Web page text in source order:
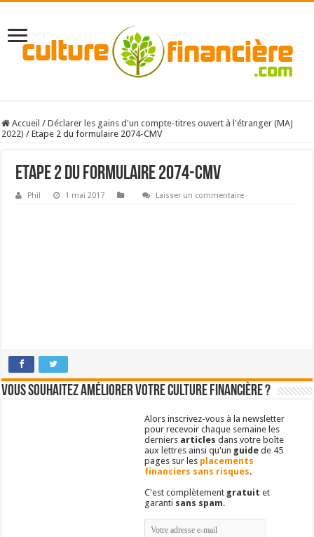
Accueil / Déclarer les gains d'un compte-titres ouvert à l'étranger (MAJ
2022) / Etape 2 du formulaire 2074-CMV
Etape 2 du formulaire 2074-CMV
Phil 1 mai 2017 Laisser un commentaire
Vous souhaitez améliorer votre culture financière ?
Alors inscrivez-vous à la newsletter
pour recevoir chaque semaine les
derniers articles dans votre boîte
aux lettres ainsi qu'un guide de 45
pages sur les placements
financiers sans risques.
C'est complètement gratuit et
garanti sans spam.